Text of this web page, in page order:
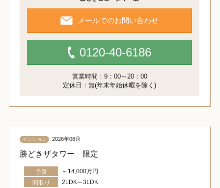
メールでのお問い合わせ
0120-40-6186
営業時間：9：00～20：00
定休日：無(年末年始休暇を除く)
マンション 2026年08月
勝どきザタワー 限定
予算
～14,000万円
間取り
2LDK～3LDK